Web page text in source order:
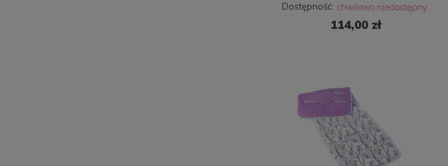
Dostępność:
114,00 zł